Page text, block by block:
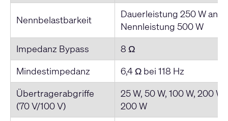
Nennbelastbarkeit
Dauerleistung 250 W an
Nennleistung 500 W
Impedanz Bypass
8 Ω
Mindestimpedanz
6,4 Ω bei 118 Hz
Übertragerabgriffe
(70 V/100 V)
25 W, 50 W, 100 W, 200 W
200 W